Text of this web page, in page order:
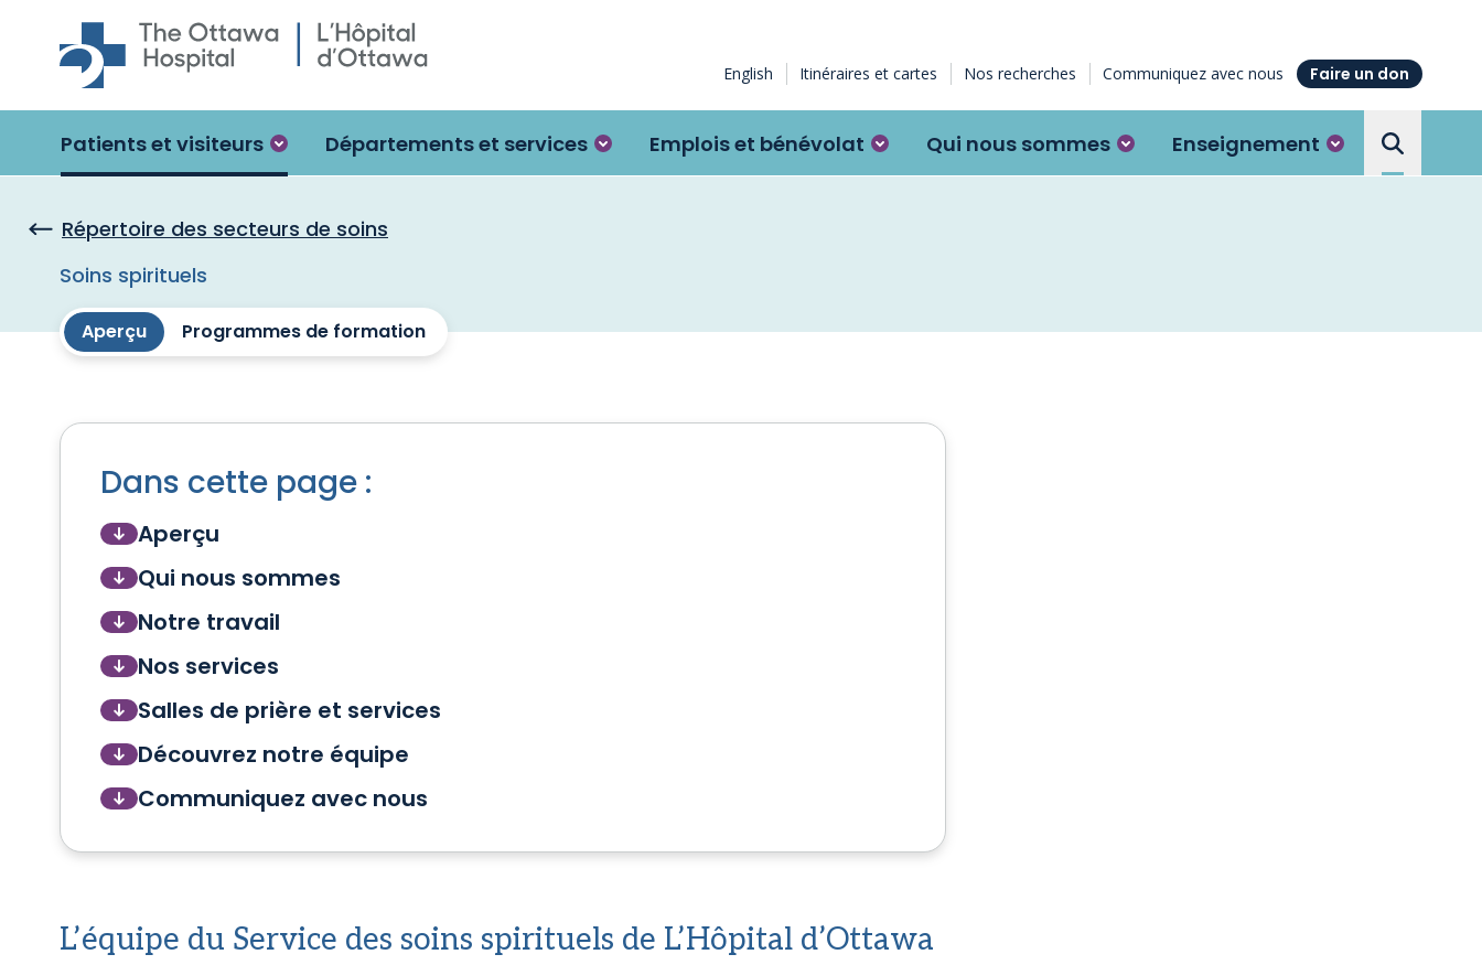
Skip to main content
English Itinéraires et cartes Nos recherches Communiquez avec nous Faire un don
Patients et visiteurs Départements et services Emplois et bénévolat Qui nous sommes Enseignement
Search
Répertoire des secteurs de soins
Soins spirituels
Aperçu Programmes de formation
Dans cette page :
Aperçu
Qui nous sommes
Notre travail
Nos services
Salles de prière et services
Découvrez notre équipe
Communiquez avec nous
L’équipe du Service des soins spirituels de L’Hôpital d’Ottawa